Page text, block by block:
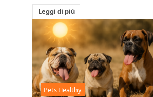
Leggi di più
Pets Healthy